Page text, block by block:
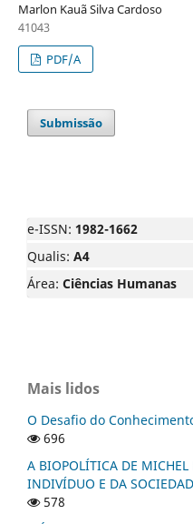
Marlon Kauã Silva Cardoso
41043
PDF/A
Submissão
e-ISSN: 1982-1662
Qualis: A4
Área: Ciências Humanas
Mais lidos
O Desafio do
696
A BIOPOLÍTICA DE MICHEL
INDIVÍDUO E DA
578